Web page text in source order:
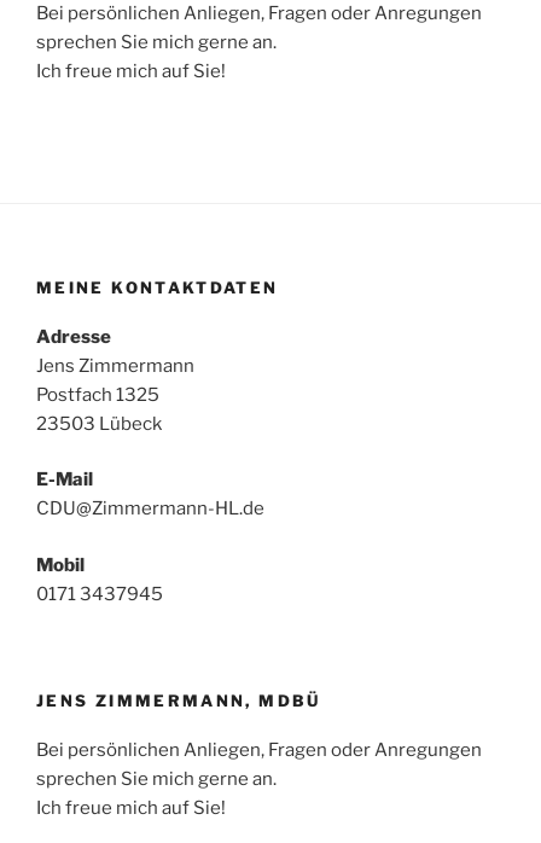
Bei persönlichen Anliegen, Fragen oder Anregungen
sprechen Sie mich gerne an.
Ich freue mich auf Sie!
MEINE KONTAKTDATEN
Adresse
Jens Zimmermann
Postfach 1325
23503 Lübeck
E-Mail
CDU@Zimmermann-HL.de
Mobil
0171 3437945
JENS ZIMMERMANN, MDBÜ
Bei persönlichen Anliegen, Fragen oder Anregungen
sprechen Sie mich gerne an.
Ich freue mich auf Sie!